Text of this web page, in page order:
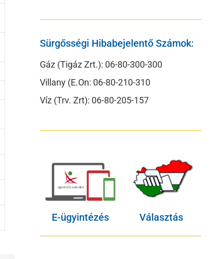
Sürgősségi Hibabejelentő Számok:
Gáz (Tigáz Zrt.): 06-80-300-300
Villany (E.On: 06-80-210-310
Víz (Trv. Zrt): 06-80-205-157
E-ügyintézés Választás